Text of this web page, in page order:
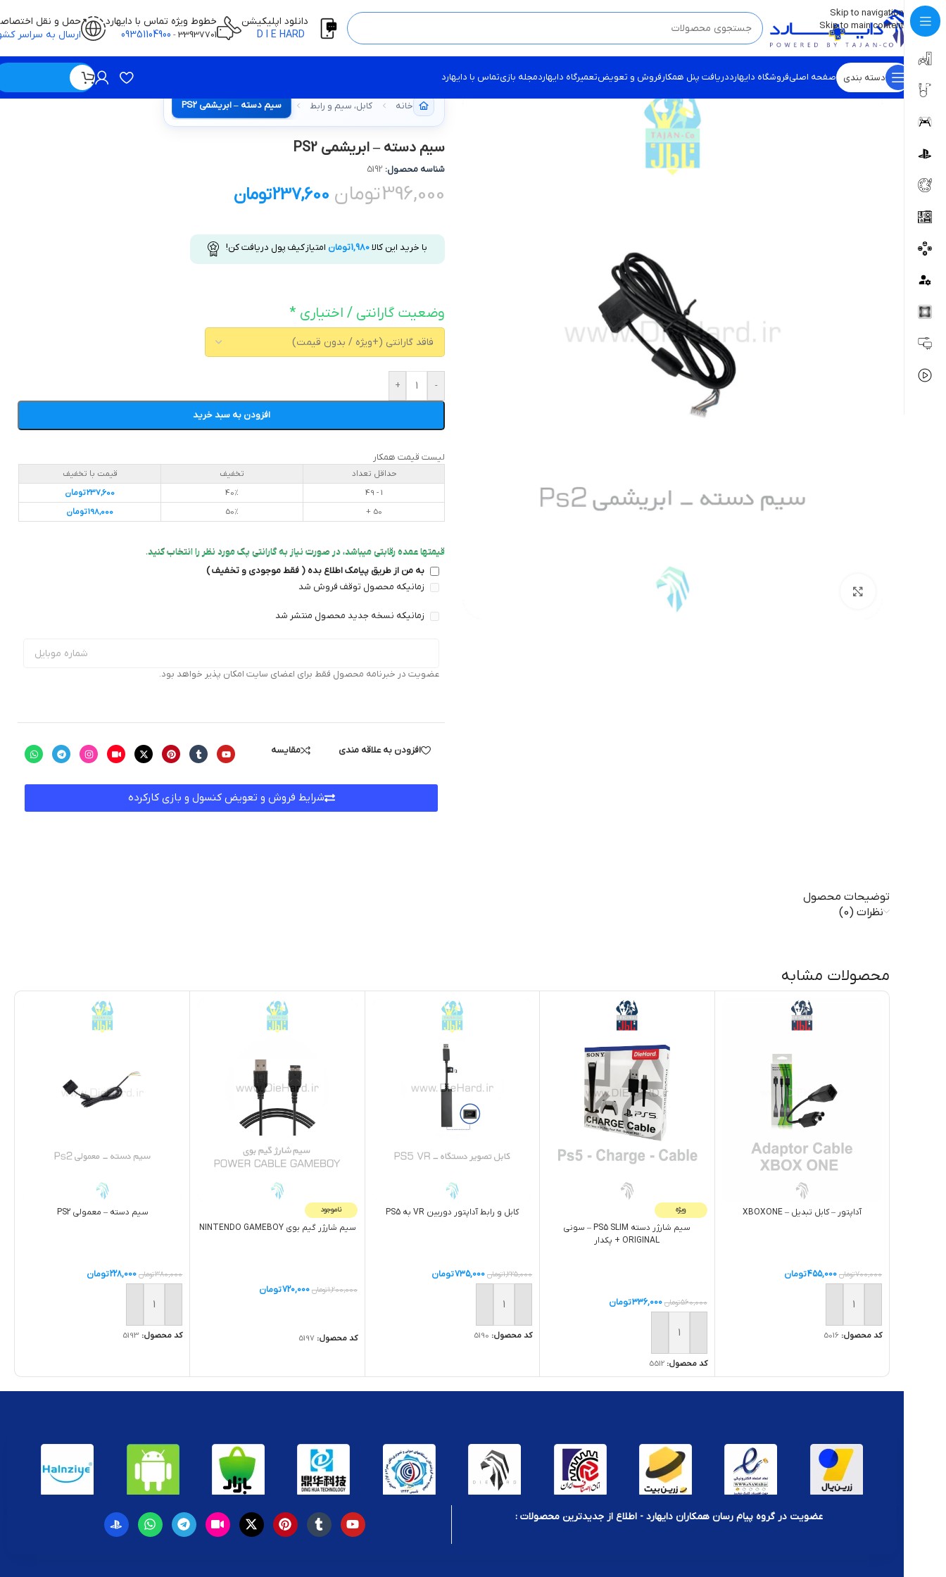
Skip to navigation
Skip to main content
💡برچسب و اسکین کنسول ها بروز شد . . . اینجا کیک کن !
دانلود اپلیکیشن
خطوط ویژه تماس با دایهارد
33937701
-
09351104900
حمل و نقل
ارسال به سراسر
دسته بندی صفحه اصلیفروشگاه دایهارددریافت پنل همکارفروش و تعویضتعمیرگاه دایهاردمجله بازیتماس با دایهارد
خانه کابل، سیم و رابط سیم دسته – ابریشمی PS2
سیم دسته – ابریشمی PS2
شناسه محصول: 5192
396,000تومان 237,600تومان
با خرید این کالا1,980تومان امتیاز کیف پول دریافت کن!
وضعیت گارانتی / اختیاری *
-
+
افزودن به سبد خرید
لیست قیمت همکار
حداقل تعداد تخفیف
قیمت با تخفیف
1 - 49
40%
237,600تومان
50 +
50%
198,000تومان
قیمتها عمده رقابتی میباشد، در صورت نیاز به گارانتی پک مورد نظر را انتخاب کنید.
به من از طریق پیامک اطلاع بده ( فقط موجودی و تخفیف )
زمانیکه محصول توقف فروش شد
زمانیکه نسخه جدید محصول منتشر شد
عضویت در خبرنامه محصول فقط برای اعضای سایت امکان پذیر خواهد بود.
مقایسه افزودن به علاقه مندی
شرایط فروش و تعویض کنسول و بازی کارکرده
توضیحات محصول
نظرات (0)
محصولات مشابه
آداپتور – کابل تبديل – XBOXONE
700,000تومان 455,000تومان
افزودن به سبد خرید
کد محصول: 5016
ویژه
سيم شارژر دسته PS5 SLIM – سوني
ORIGINAL + پکدار
560,000تومان 336,000تومان
افزودن به سبد خرید
کد محصول:5512
کابل و رابط آداپتور دوربین VR به PS5
1,225,000تومان 735,000تومان
افزودن به سبد خرید
کد محصول: 5190
ناموجود
سيم شارژر گیم بوی NINTENDO GAMEBOY
1,200,000تومان 720,000تومان
کد محصول:5197
سیم دسته – معمولی PS2
380,000تومان 228,000تومان
افزودن به سبد خرید
کد محصول: 5193
عضویت در گروه پیام رسان همکاران دایهارد - اطلاع از جدیدترین محصولات :